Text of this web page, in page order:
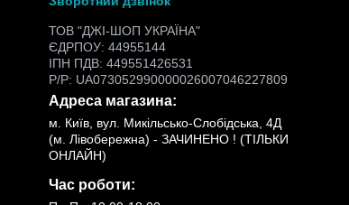
ТОВ "ДЖІ-ШОП УКРАЇНА"
ЄДРПОУ: 44955144
ІПН ПДВ: 449551426531
Р/Р: UA073052990000026007046227809
Адреса магазина:
м. Київ, вул. Микільсько-Слобідська, 4Д
(м. Лівобережна) - ЗАЧИНЕНО ! (ТІЛЬКИ
ОНЛАЙН)
Час роботи: